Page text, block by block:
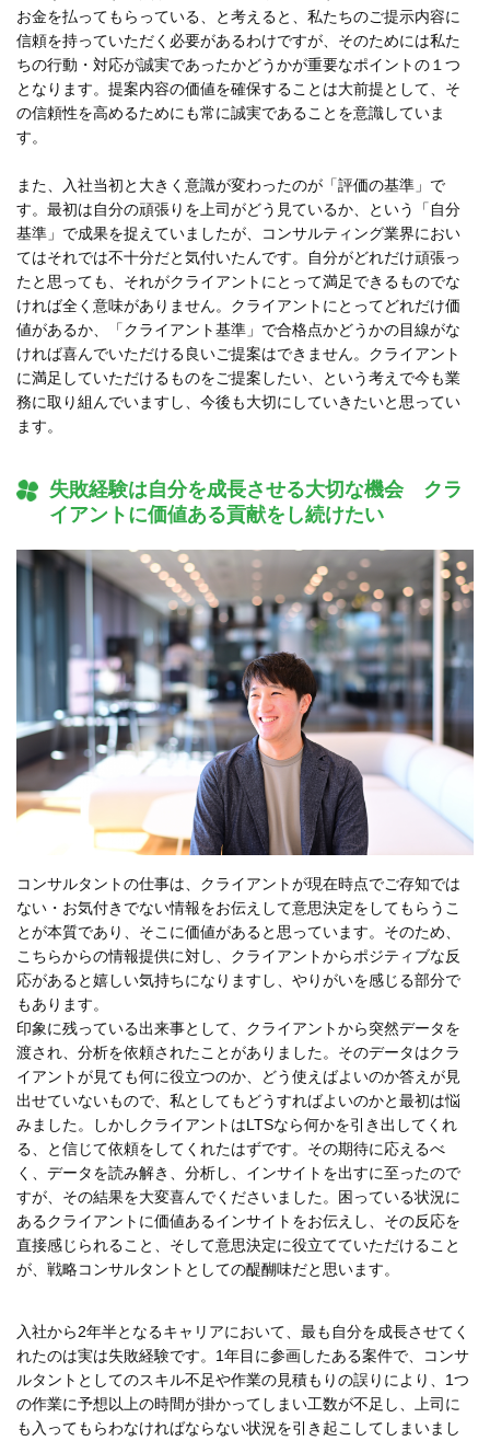
お金を払ってもらっている、と考えると、私たちのご提示内容に
信頼を持っていただく必要があるわけですが、そのためには私た
ちの行動・対応が誠実であったかどうかが重要なポイントの１つ
となります。提案内容の価値を確保することは大前提として、そ
の信頼性を高めるためにも常に誠実であることを意識していま
す。
また、入社当初と大きく意識が変わったのが「評価の基準」で
す。最初は自分の頑張りを上司がどう見ているか、という「自分
基準」で成果を捉えていましたが、コンサルティング業界におい
てはそれでは不十分だと気付いたんです。自分がどれだけ頑張っ
たと思っても、それがクライアントにとって満足できるものでな
ければ全く意味がありません。クライアントにとってどれだけ価
値があるか、「クライアント基準」で合格点かどうかの目線がな
ければ喜んでいただける良いご提案はできません。クライアント
に満足していただけるものをご提案したい、という考えで今も業
務に取り組んでいますし、今後も大切にしていきたいと思ってい
ます。
失敗経験は自分を成長させる大切な機会 クラ
イアントに価値ある貢献をし続けたい
コンサルタントの仕事は、クライアントが現在時点でご存知では
ない・お気付きでない情報をお伝えして意思決定をしてもらうこ
とが本質であり、そこに価値があると思っています。そのため、
こちらからの情報提供に対し、クライアントからポジティブな反
応があると嬉しい気持ちになりますし、やりがいを感じる部分で
もあります。
印象に残っている出来事として、クライアントから突然データを
渡され、分析を依頼されたことがありました。そのデータはクラ
イアントが見ても何に役立つのか、どう使えばよいのか答えが見
出せていないもので、私としてもどうすればよいのかと最初は悩
みました。しかしクライアントはLTSなら何かを引き出してくれ
る、と信じて依頼をしてくれたはずです。その期待に応えるべ
く、データを読み解き、分析し、インサイトを出すに至ったので
すが、その結果を大変喜んでくださいました。困っている状況に
あるクライアントに価値あるインサイトをお伝えし、その反応を
直接感じられること、そして意思決定に役立てていただけること
が、戦略コンサルタントとしての醍醐味だと思います。
入社から2年半となるキャリアにおいて、最も自分を成長させてく
れたのは実は失敗経験です。1年目に参画したある案件で、コンサ
ルタントとしてのスキル不足や作業の見積もりの誤りにより、1つ
の作業に予想以上の時間が掛かってしまい工数が不足し、上司に
も入ってもらわなければならない状況を引き起こしてしまいまし